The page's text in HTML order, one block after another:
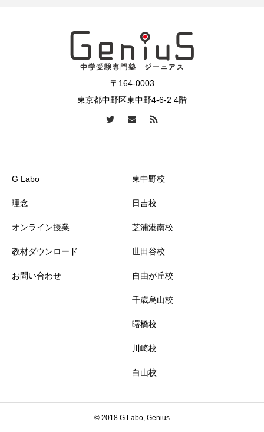
〒164-0003
東京都中野区東中野4-6-2 4階
G Labo
理念
オンライン授業
教材ダウンロード
お問い合わせ
東中野校
日吉校
芝浦港南校
世田谷校
自由が丘校
千歳烏山校
曙橋校
川崎校
白山校
© 2018 G Labo, Genius